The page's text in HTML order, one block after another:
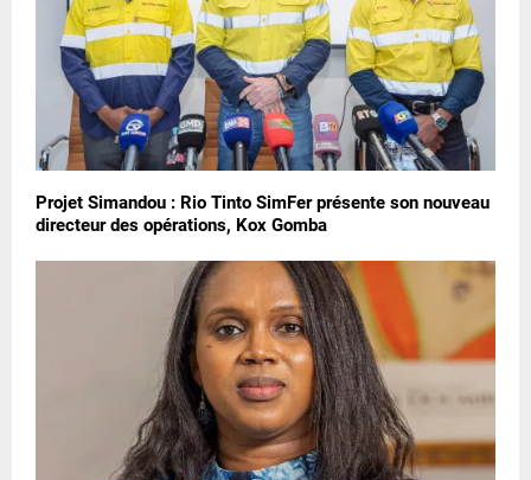
Projet Simandou : Rio Tinto SimFer présente son nouveau
directeur des opérations, Kox Gomba